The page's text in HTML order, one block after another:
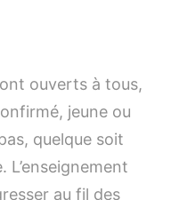
ouverts à tous,
jeune ou
quelque soit
au fil des